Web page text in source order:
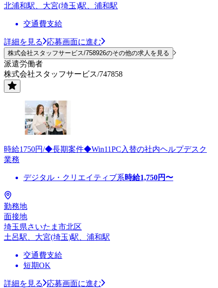
北浦和駅、大宮(埼玉)駅、浦和駅
交通費支給
詳細を見る 応募画面に進む
株式会社スタッフサービス/758926のその他の求人を見る
派遣労働者
株式会社スタッフサービス/747858
時給1750円/◆長期案件◆Win11PC入替の社内ヘルプデスク
業務
デジタル・クリエイティブ系時給1,750円〜
勤務地
面接地
埼玉県さいたま市北区
土呂駅、大宮(埼玉)駅、浦和駅
交通費支給
短期OK
詳細を見る 応募画面に進む